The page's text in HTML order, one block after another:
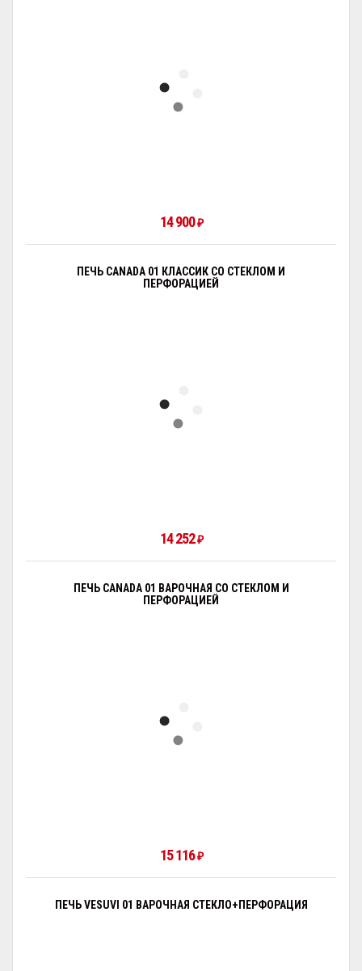
14 900₽
ПЕЧЬ CANADA 01 КЛАССИК СО СТЕКЛОМ И
ПЕРФОРАЦИЕЙ
14 252₽
ПЕЧЬ CANADA 01 ВАРОЧНАЯ СО СТЕКЛОМ И
ПЕРФОРАЦИЕЙ
15 116₽
ПЕЧЬ VESUVI 01 ВАРОЧНАЯ СТЕКЛО+ПЕРФОРАЦИЯ